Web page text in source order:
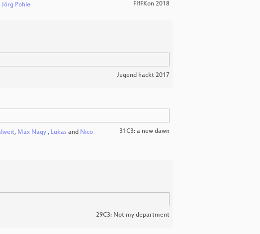
Jörg Pohle FIfFKon 2018
Jugend hackt 2017
, Max Nagy , Lukas and Nico 31C3: a new dawn
29C3: Not my department